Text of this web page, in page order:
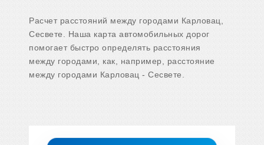
Расчет расстояний между городами Карловац,
Сесвете. Наша карта автомобильных дорог
помогает быстро определять расстояния
между городами, как, например, расстояние
между городами Карловац - Сесвете.